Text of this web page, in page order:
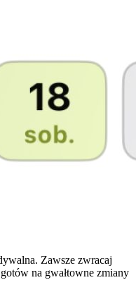
Zawsze zwracaj
na gwałtowne zmiany